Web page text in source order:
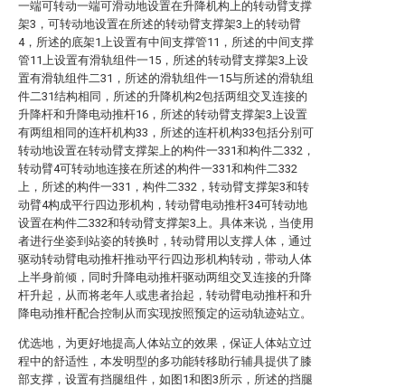
一端可转动一端可滑动地设置在升降机构上的转动臂支撑
架3，可转动地设置在所述的转动臂支撑架3上的转动臂
4，所述的底架1上设置有中间支撑管11，所述的中间支撑
管11上设置有滑轨组件一15，所述的转动臂支撑架3上设
置有滑轨组件二31，所述的滑轨组件一15与所述的滑轨组
件二31结构相同，所述的升降机构2包括两组交叉连接的
升降杆和升降电动推杆16，所述的转动臂支撑架3上设置
有两组相同的连杆机构33，所述的连杆机构33包括分别可
转动地设置在转动臂支撑架上的构件一331和构件二332，
转动臂4可转动地连接在所述的构件一331和构件二332
上，所述的构件一331，构件二332，转动臂支撑架3和转
动臂4构成平行四边形机构，转动臂电动推杆34可转动地
设置在构件二332和转动臂支撑架3上。具体来说，当使用
者进行坐姿到站姿的转换时，转动臂用以支撑人体，通过
驱动转动臂电动推杆推动平行四边形机构转动，带动人体
上半身前倾，同时升降电动推杆驱动两组交叉连接的升降
杆升起，从而将老年人或患者抬起，转动臂电动推杆和升
降电动推杆配合控制从而实现按照预定的运动轨迹站立。
优选地，为更好地提高人体站立的效果，保证人体站立过
程中的舒适性，本发明型的多功能转移助行辅具提供了膝
部支撑，设置有挡腿组件，如图1和图3所示，所述的挡腿